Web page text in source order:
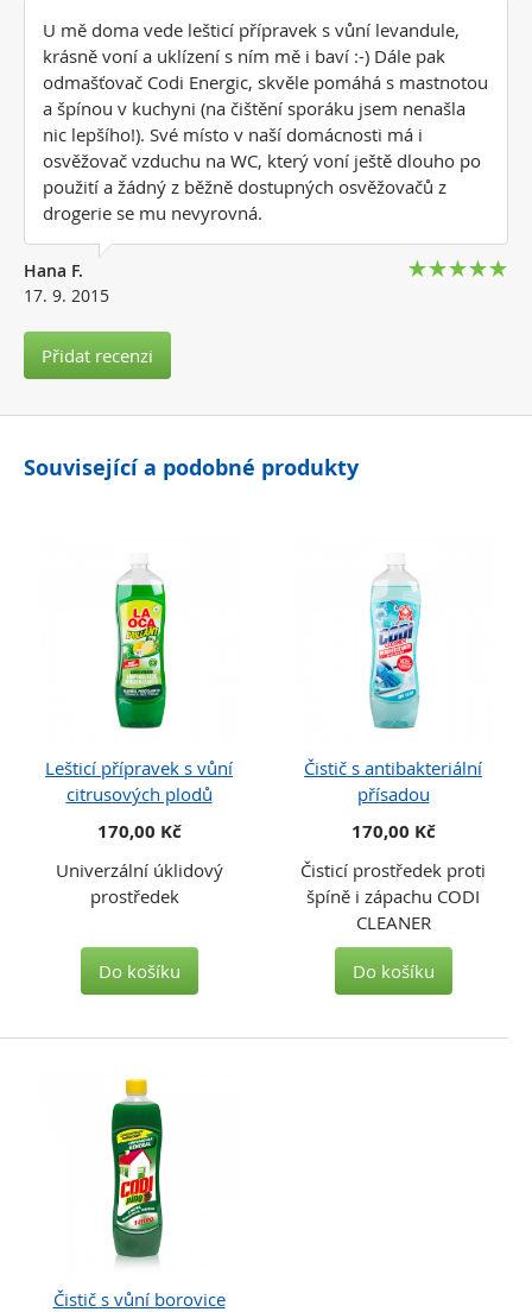
U mě doma vede lešticí přípravek s vůní levandule,
krásně voní a uklízení s ním mě i baví :-) Dále pak
odmašťovač Codi Energic, skvěle pomáhá s mastnotou
a špínou v kuchyni (na čištění sporáku jsem nenašla
nic lepšího!). Své místo v naší domácnosti má i
osvěžovač vzduchu na WC, který voní ještě dlouho po
použití a žádný z běžně dostupných osvěžovačů z
drogerie se mu nevyrovná.
Hana F.
17. 9. 2015
Přidat recenzi
Související a podobné produkty
Lešticí přípravek s vůní
citrusových plodů
170,00 Kč
Univerzální úklidový
prostředek
Do košíku
Čistič s antibakteriální
přísadou
170,00 Kč
Čisticí prostředek proti
špíně i zápachu CODI
CLEANER
Do košíku
Čistič s vůní borovice